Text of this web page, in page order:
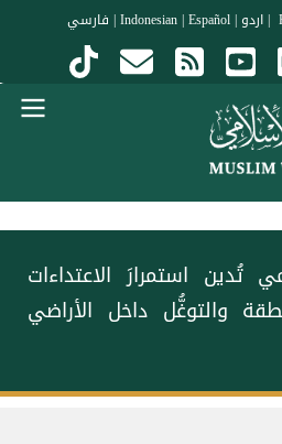
| اردو|
Indonesian |Español
| فارسي
تُدين استمرارَ الاعتداءات
والتوغُّل داخل الأراضي